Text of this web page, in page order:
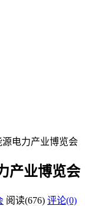
源电力产业博览会
产业博览会
阅读(676) 评论(0)